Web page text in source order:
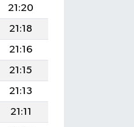
21:20
21:18
21:16
21:15
21:13
21:11